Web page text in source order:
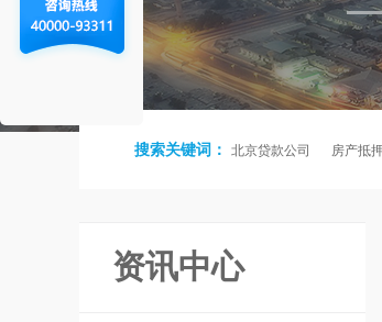
搜索关键词： 北京贷款公司 房产抵
资讯中心